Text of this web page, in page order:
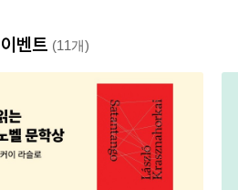
벤트 (11개)